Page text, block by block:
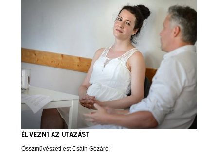
ÉLVEZNI AZ UTAZÁST
Összművészeti est Csáth Gézáról